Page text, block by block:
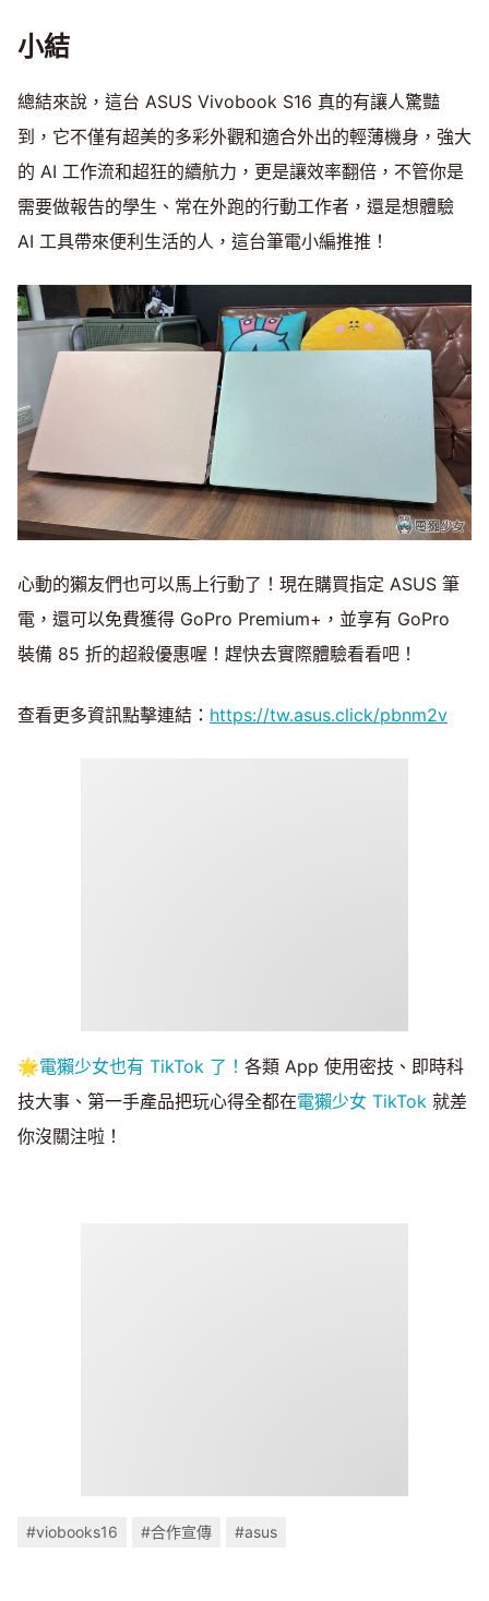
小結
總結來說，這台 ASUS Vivobook S16 真的有讓人驚豔
到，它不僅有超美的多彩外觀和適合外出的輕薄機身，強大
的 AI 工作流和超狂的續航力，更是讓效率翻倍，不管你是
需要做報告的學生、常在外跑的行動工作者，還是想體驗
AI 工具帶來便利生活的人，這台筆電小編推推！
心動的獺友們也可以馬上行動了！現在購買指定 ASUS 筆
電，還可以免費獲得 GoPro Premium+，並享有 GoPro
裝備 85 折的超殺優惠喔！趕快去實際體驗看看吧！
查看更多資訊點擊連結： https://tw.asus.click/pbnm2v
🌟電獺少女也有 TikTok 了！ 各類 App 使用密技、即時科
技大事、第一手產品把玩心得全都在電獺少女 TikTok 就差
你沒關注啦！
#viobooks16 #合作宣傳 #asus